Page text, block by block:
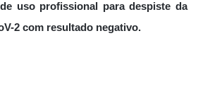
uso profissional para despiste da
2 com resultado negativo.